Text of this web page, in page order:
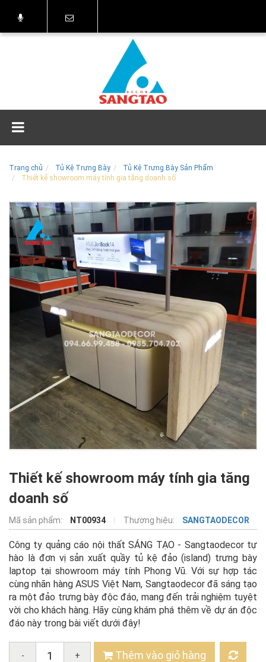
Trang chủ Tủ Kệ Trưng Bày
Tủ Kệ Trưng Bày Sản Phẩm
Thiết kế showroom máy tính gia tăng doanh số
Thiết kế showroom máy tính gia tăng
doanh số
Mã sản phẩm: NT00934 Thương hiệu: SANGTAODECOR
Công ty quảng cáo nội thất SÁNG TẠO - Sangtaodecor tự
hào là đơn vị sản xuất quầy tủ kệ đảo (island) trưng bày
laptop tại showroom máy tính Phong Vũ. Với sự hợp tác
cùng nhãn hàng ASUS Việt Nam, Sangtaodecor đã sáng tạo
ra một đảo trưng bày độc đáo, mang đến trải nghiệm tuyệt
vời cho khách hàng. Hãy cùng khám phá thêm về dự án độc
đáo này trong bài viết dưới đây!
- + Thêm vào giỏ hàng